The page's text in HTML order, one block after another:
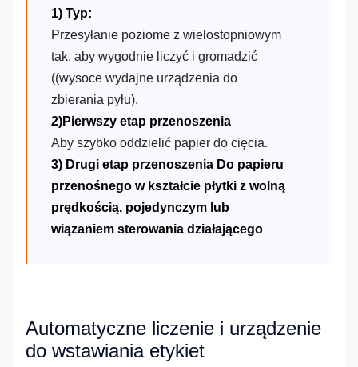
1) Typ:
Przesyłanie poziome z wielostopniowym
tak, aby wygodnie liczyć i gromadzić
((wysoce wydajne urządzenia do
zbierania pyłu).
2)Pierwszy etap przenoszenia
Aby szybko oddzielić papier do cięcia.
3) Drugi etap przenoszenia Do papieru
przenośnego w kształcie płytki z wolną
prędkością, pojedynczym lub
wiązaniem sterowania działającego
Automatyczne liczenie i urządzenie
do wstawiania etykiet